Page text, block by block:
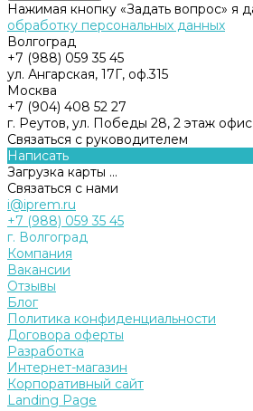
Нажимая кнопку «Задать вопрос» я
обработку персональных данных
Волгоград
+7 (988) 059 35 45
ул. Ангарская, 17Г, оф.315
Москва
+7 (904) 408 52 27
г. Реутов, ул. Победы 28, 2 этаж офис
Связаться с руководителем
Написать
Загрузка карты ...
Связаться с нами
i@iprem.ru
+7 (988) 059 35 45
г. Волгоград
Компания
Вакансии
Отзывы
Блог
Политика конфиденциальности
Договора оферты
Разработка
Интернет-магазин
Корпоративный сайт
Landing Page